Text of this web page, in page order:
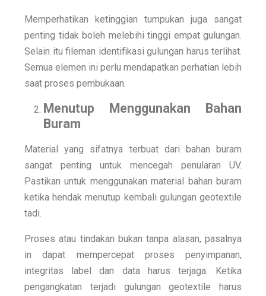
Memperhatikan ketinggian tumpukan juga sangat
penting tidak boleh melebihi tinggi empat gulungan.
Selain itu fileman identifikasi gulungan harus terlihat.
Semua elemen ini perlu mendapatkan perhatian lebih
saat proses pembukaan.
Menutup Menggunakan Bahan
Buram
Material yang sifatnya terbuat dari bahan buram
sangat penting untuk mencegah penularan UV.
Pastikan untuk menggunakan material bahan buram
ketika hendak menutup kembali gulungan geotextile
tadi.
Proses atau tindakan bukan tanpa alasan, pasalnya
in dapat mempercepat proses penyimpanan,
integritas label dan data harus terjaga. Ketika
pengangkatan terjadi gulungan geotextile harus